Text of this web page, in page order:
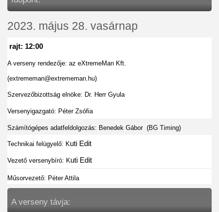
2023. május 28. vasárnap
rajt: 12:00
A verseny rendezője: az eXtremeMan Kft.
(extrememan@extrememan.hu)
Szervezőbizottság elnöke: Dr. Herr Gyula
Versenyigazgató: Péter Zsófia
Számítógépes adatfeldolgozás: Benedek Gábor  (BG Timing)
Technikai felügyelő: Kuti Edit
Vezető versenybíró: Kuti Edit
Műsorvezető: Péter Attila
A verseny távja: